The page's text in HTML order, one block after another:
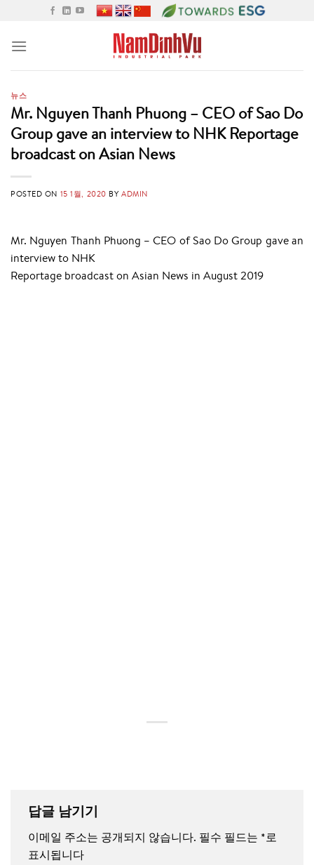
content
뉴스
Mr. Nguyen Thanh Phuong – CEO of Sao Do
Group gave an interview to NHK Reportage
broadcast on Asian News
POSTED ON 15 1월, 2020 BYADMIN
Mr. Nguyen Thanh Phuong – CEO of Sao Do Group gave an
interview to NHK
Reportage broadcast on Asian News in August 2019
답글 남기기
이메일 주소는 공개되지 않습니다. 필수 필드는 *로
표시됩니다